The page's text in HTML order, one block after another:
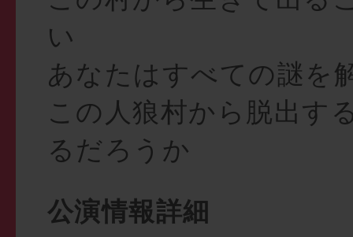
い
あなたはすべての謎を
この人狼村から脱出す
るだろうか
公演情報詳細